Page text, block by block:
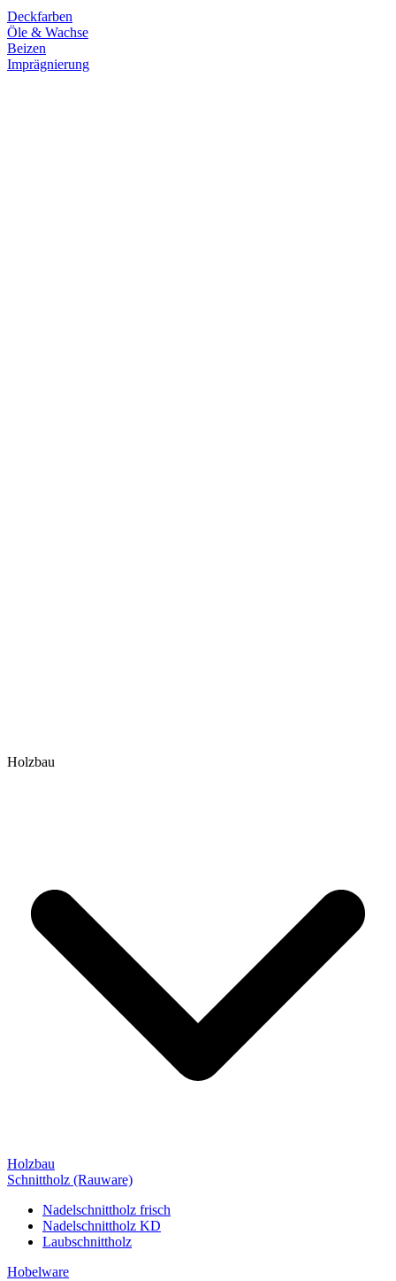
Deckfarben
Öle & Wachse
Beizen
Imprägnierung
Holzbau
Holzbau
Schnittholz (Rauware)
Nadelschnittholz frisch
Nadelschnittholz KD
Laubschnittholz
Hobelware